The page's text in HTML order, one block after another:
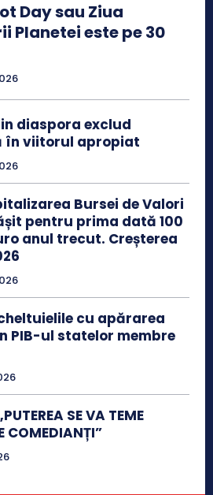
Day sau Ziua
Planetei este pe 30
diaspora exclud
în viitorul apropiat
Bursei de Valori
pentru prima dată 100
anul trecut. Creșterea
cu apărarea
PIB-ul statelor membre
SE VA TEME
COMEDIANȚI”